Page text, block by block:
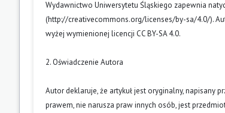
Wydawnictwo Uniwersytetu Śląskiego zapewnia
(http://creativecommons.org/licenses/by-sa/4.0/).
wyżej wymienionej licencji CC BY-SA 4.0.
2. Oświadczenie Autora
Autor deklaruje, że artykuł jest oryginalny, napisany
prawem, nie narusza praw innych osób, jest